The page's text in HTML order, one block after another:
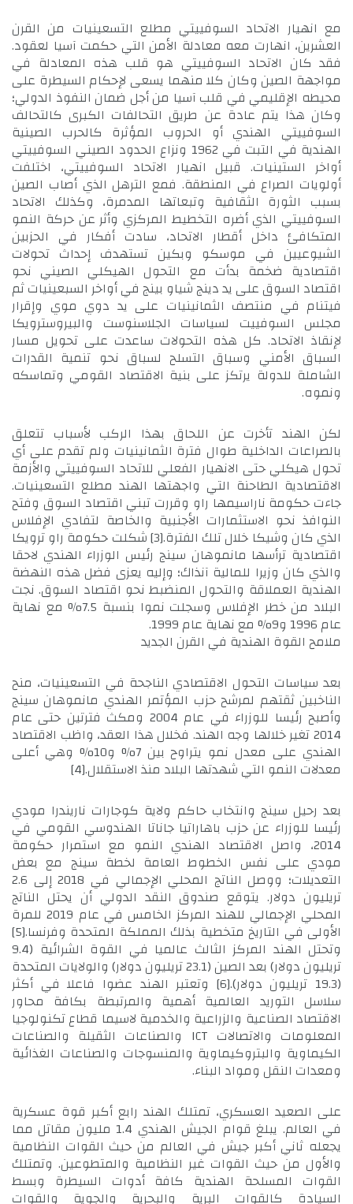
مع انهيار الاتحاد السوفييتي مطلع التسعينيات من القرن
العشرين، انهارت معه معادلة الأمن التي حكمت آسيا لعقود.
فقد كان الاتحاد السوفييتي هو قلب هذه المعادلة في
مواجهة الصين وكان كلا منهما يسعى لإحكام السيطرة على
محيطه الإقليمي في قلب آسيا من أجل ضمان النفوذ الدولي؛
وكان هذا يتم عادة عن طريق التحالفات الكبرى كالتحالف
السوفييتي الهندي أو الحروب المؤثرة كالحرب الصينية
الهندية في التبت في 1962 ونزاع الحدود الصيني السوفييتي
أواخر الستينيات. قبيل انهيار الاتحاد السوفييتي، اختلفت
أولويات الصراع في المنطقة. فمع الترهل الذي أصاب الصين
بسبب الثورة الثقافية وتبعاتها المدمرة، وكذلك الاتحاد
السوفييتي الذي أضره التخطيط المركزي وأثر عن حركة النمو
المتكافئ داخل أقطار الاتحاد، سادت أفكار في الحزبين
الشيوعيين في موسكو وبكين تستهدف إحداث تحولات
اقتصادية ضخمة بدأت مع التحول الهيكلي الصيني نحو
اقتصاد السوق على يد دينج شياو بينج في أواخر السبعينيات ثم
فيتنام في منتصف الثمانينيات على يد دوي موي وإقرار
مجلس السوفييت لسياسات الجلاسنوست والبيروسترويكا
لإنقاذ الاتحاد. كل هذه التحولات ساعدت على تحويل مسار
السباق الأمني وسباق التسلح لسباق نحو تنمية القدرات
الشاملة للدولة يرتكز على بنية الاقتصاد القومي وتماسكه
ونموه.
لكن الهند تأخرت عن اللحاق بهذا الركب لأسباب تتعلق
بالصراعات الداخلية طوال فترة الثمانينيات ولم تقدم على أي
تحول هيكلي حتى الانهيار الفعلي للاتحاد السوفييتي والأزمة
الاقتصادية الطاحنة التي واجهتها الهند مطلع التسعينيات.
جاءت حكومة ناراسيمها راو وقررت تبني اقتصاد السوق وفتح
النوافذ نحو الاستثمارات الأجنبية والخاصة لتفادي الإفلاس
الذي كان وشيكا خلال تلك الفترة.[3] شكلت حكومة راو ترويكا
اقتصادية ترأسها مانموهان سينج رئيس الوزراء الهندي لاحقا
والذي كان وزيرا للمالية آنذاك؛ وإليه يعزى فضل هذه النهضة
الهندية العملاقة والتحول المنضبط نحو اقتصاد السوق. نجت
البلاد من خطر الإفلاس وسجلت نموا بنسبة 7.5% مع نهاية
عام 1996 و9% مع نهاية عام 1999.
ملامح القوة الهندية في القرن الجديد
بعد سياسات التحول الاقتصادي الناجحة في التسعينيات، منح
الناخبين ثقتهم لمرشح حزب المؤتمر الهندي مانموهان سينج
وأصبح رئيسا للوزراء في عام 2004 ومكث فترتين حتى عام
2014 تغير خلالها وجه الهند. فخلال هذا العقد، واظب الاقتصاد
الهندي على معدل نمو يتراوح بين 7% و10% وهي أعلى
معدلات النمو التي شهدتها البلاد منذ الاستقلال.[4]
بعد رحيل سينج وانتخاب حاكم ولاية كوجارات ناريندرا مودي
رئيسا للوزراء عن حزب باهاراتيا جاناتا الهندوسي القومي في
2014، واصل الاقتصاد الهندي النمو مع استمرار حكومة
مودي على نفس الخطوط العامة لخطة سينج مع بعض
التعديلات؛ ووصل الناتج المحلي الإجمالي في 2018 إلى 2.6
تريليون دولار. يتوقع صندوق النقد الدولي أن يحتل الناتج
المحلي الإجمالي للهند المركز الخامس في عام 2019 للمرة
الأولى في التاريخ متخطية بذلك المملكة المتحدة وفرنسا.[5]
وتحتل الهند المركز الثالث عالميا في القوة الشرائية (9.4
تريليون دولار) بعد الصين (23.1 تريليون دولار) والولايات المتحدة
(19.3 تريليون دولار). [6] وتعتبر الهند عضوا فاعلا في أكثر
سلاسل التوريد العالمية أهمية والمرتبطة بكافة محاور
الاقتصاد الصناعية والزراعية والخدمية لاسيما قطاع تكنولوجيا
المعلومات والاتصالات ICT والصناعات الثقيلة والصناعات
الكيماوية والبتروكيماوية والمنسوجات والصناعات الغذائية
ومعدات النقل ومواد البناء.
على الصعيد العسكري، تمتلك الهند رابع أكبر قوة عسكرية
في العالم. يبلغ قوام الجيش الهندي 1.4 مليون مقاتل مما
يجعله ثاني أكبر جيش في العالم من حيث القوات النظامية
والأول من حيث القوات غير النظامية والمتطوعين. وتمتلك
القوات المسلحة الهندية كافة أدوات السيطرة وبسط
السيادة كالقوات البرية والبحرية والجوية والقوات